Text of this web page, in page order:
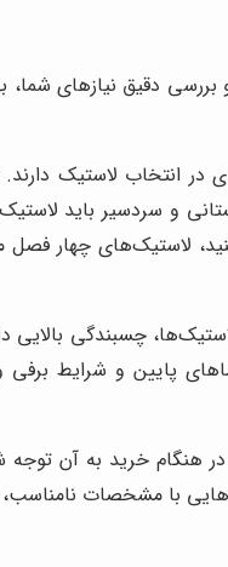
دقیق نیازهای شما،
انتخاب لاستیک
و سردسیر باید
لاستیک‌های چهار فصل
چسبندگی بالایی
پایین و شرایط
هنگام خرید به آن
با مشخصات نامناسب،